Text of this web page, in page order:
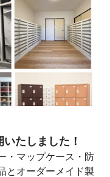
たしました！
・マップケース・防
とオーダーメイド製